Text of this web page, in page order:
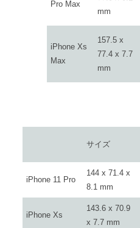
Pro Max
mm
iPhone Xs
Max
157.5 x
77.4 x 7.7
mm
サイズ
iPhone 11 Pro
144 x 71.4 x
8.1 mm
iPhone Xs
143.6 x 70.9
x 7.7 mm